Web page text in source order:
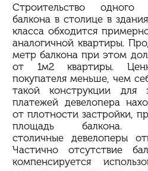
Строительство одного
балкона в столице в
класса обходится
аналогичной квартиры.
метр балкона при этом
от 1м2 квартиры.
покупателя меньше, чем
такой конструкции для
платежей девелопера
от плотности застройки,
площадь балкона.
столичные девелоперы
Частично отсутствие
компенсируется